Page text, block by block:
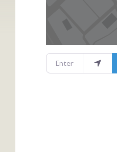
Enter your location